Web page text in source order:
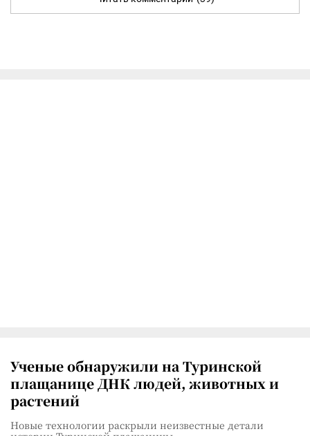
Ученые обнаружили на Туринской
плащанице ДНК людей, животных и
растений
Новые технологии раскрыли неизвестные детали